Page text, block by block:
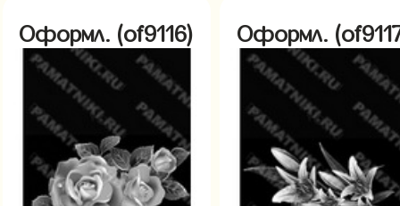
Оформл. (of9116) Оформл.